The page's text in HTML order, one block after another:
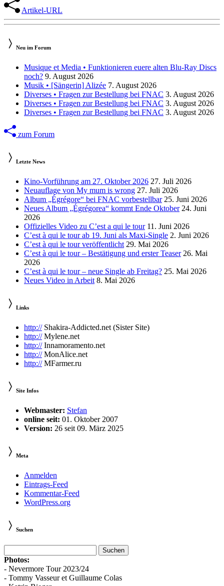
Artikel-URL
Neu im Forum
Musique et Media • Funktionieren euere alten Blu-Ray Discs
noch? 9. August 2026
Musik • [Sängerin] Alizée 7. August 2026
Diverses • Fragen zur Bestellung bei FNAC 3. August 2026
Diverses • Fragen zur Bestellung bei FNAC 3. August 2026
Diverses • Fragen zur Bestellung bei FNAC 3. August 2026
zum Forum
Letzte News
Kino-Vorführung am 27. Oktober 2026 27. Juli 2026
Neuauflage von My mum is wrong 27. Juli 2026
Album „Égrégore“ bei FNAC vorbestellbar 25. Juni 2026
Neues Album „Égrégorea“ kommt Ende Oktober 24. Juni
2026
Offizielles Video zu C’est a qui le tour 11. Juni 2026
C’est à qui le tour ab 19. Juni als Maxi-Single 2. Juni 2026
C’est à qui le tour veröffentlicht 29. Mai 2026
C’est à qui le tour – Bestätigung und erster Teaser 26. Mai
2026
C’est à qui le tour – neue Single ab Freitag? 25. Mai 2026
Neues Video in Arbeit 8. Mai 2026
Links
http://Shakira-Addicted.net (Sister Site)
http://Mylene.net
http://Innamoramento.net
http://MonAlice.net
http://MFarmer.ru
Site Infos
Webmaster: Stefan
online seit: 01. Oktober 2007
Version: 26 seit 09. März 2025
Meta
Anmelden
Eintrags-Feed
Kommentar-Feed
WordPress.org
Suchen
nach:
Photos:
- Nevermore Tour 2023/24
- Tommy Vasseur et Guillaume Colas